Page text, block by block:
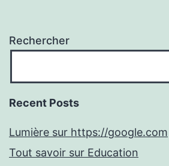
Rechercher
Recent Posts
Lumière sur https://google.com
Tout savoir sur Education